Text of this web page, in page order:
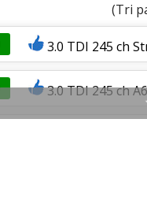
(Tri
3.0 TDI 245 ch
3.0 TDI 245 ch